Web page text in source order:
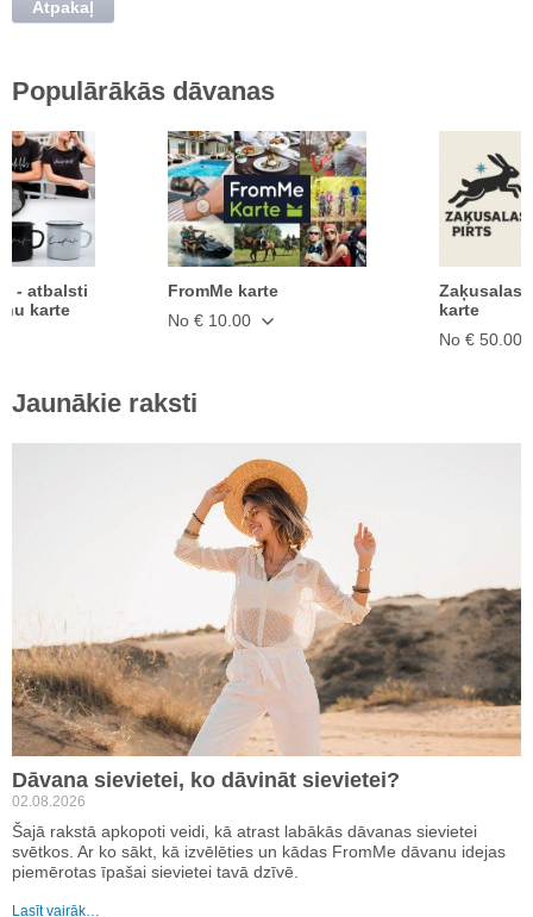
Atpakaļ
Populārākās dāvanas
- atbalsti
karte
FromMe karte
No € 10.00
Zaķusalas
karte
No € 50.00
Jaunākie raksti
Dāvana sievietei, ko dāvināt sievietei?
02.08.2026
Šajā rakstā apkopoti veidi, kā atrast labākās dāvanas sievietei
svētkos. Ar ko sākt, kā izvēlēties un kādas FromMe dāvanu idejas
piemērotas īpašai sievietei tavā dzīvē.
Lasīt vairāk…